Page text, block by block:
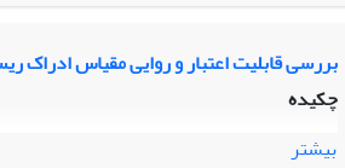
بررسی قابلیت اعتبار و روایی مقیاس ادراک
چکیده
بیشتر